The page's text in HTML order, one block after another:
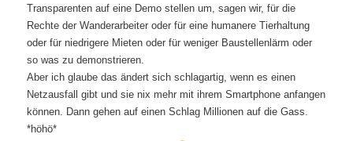
Transparenten auf eine Demo stellen um, sagen wir, für die
Rechte der Wanderarbeiter oder für eine humanere Tierhaltung
oder für niedrigere Mieten oder für weniger Baustellenlärm oder
so was zu demonstrieren.
Aber ich glaube das ändert sich schlagartig, wenn es einen
Netzausfall gibt und sie nix mehr mit ihrem Smartphone anfangen
können. Dann gehen auf einen Schlag Millionen auf die Gass.
*höhö*